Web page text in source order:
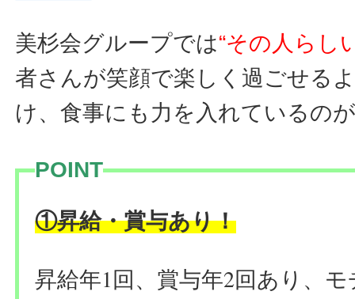
美杉会グループでは“その人らし
者さんが笑顔で楽しく過ごせる
け、食事にも力を入れているの
POINT
①昇給・賞与あり！
昇給年1回、賞与年2回あり、